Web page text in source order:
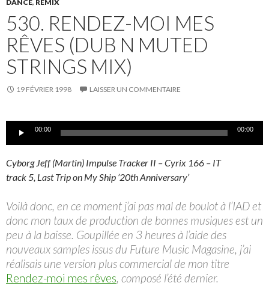
DANCE, REMIX
530. RENDEZ-MOI MES
RÊVES (DUB N MUTED
STRINGS MIX)
19 FÉVRIER 1998 LAISSER UN COMMENTAIRE
Lecteur00:00 00:00
Cyborg Jeff (Martin) Impulse Tracker II – Cyrix 166 – IT
track 5, Last Trip on My Ship ’20th Anniversary’
Voilà donc, en ce moment j’ai pas mal de boulot à l’IAD et
donc mon taux de production de bonnes musiques est un
peu à la baisse. Goupillée en 3 heures à l’aide des
nouveaux samples issus du Future Music Magasine, j’ai
réalisais une version plus commercial de mon titre
Rendez-moi mes rêves, composé l’été dernier.